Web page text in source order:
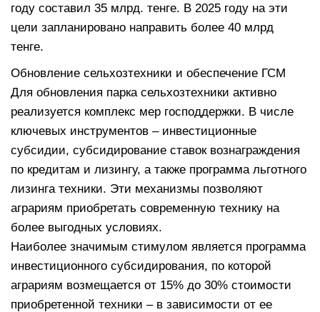
году составил 35 млрд. тенге. В 2025 году на эти
цели запланировано направить более 40 млрд
тенге.
Обновление сельхозтехники и обеспечение ГСМ
Для обновления парка сельхозтехники активно
реализуется комплекс мер господдержки. В числе
ключевых инструментов – инвестиционные
субсидии, субсидирование ставок вознаграждения
по кредитам и лизингу, а также программа льготного
лизинга техники. Эти механизмы позволяют
аграриям приобретать современную технику на
более выгодных условиях.
Наиболее значимым стимулом является программа
инвестиционного субсидирования, по которой
аграриям возмещается от 15% до 30% стоимости
приобретенной техники – в зависимости от ее